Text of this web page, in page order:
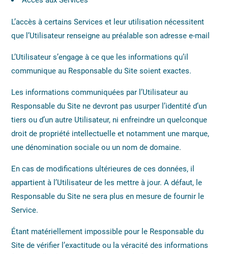
L’accès à certains Services et leur utilisation nécessitent
que l’Utilisateur renseigne au préalable son adresse e-mail
L’Utilisateur s’engage à ce que les informations qu’il
communique au Responsable du Site soient exactes.
Les informations communiquées par l’Utilisateur au
Responsable du Site ne devront pas usurper l’identité d’un
tiers ou d’un autre Utilisateur, ni enfreindre un quelconque
droit de propriété intellectuelle et notamment une marque,
une dénomination sociale ou un nom de domaine.
En cas de modifications ultérieures de ces données, il
appartient à l’Utilisateur de les mettre à jour. A défaut, le
Responsable du Site ne sera plus en mesure de fournir le
Service.
Étant matériellement impossible pour le Responsable du
Site de vérifier l’exactitude ou la véracité des informations